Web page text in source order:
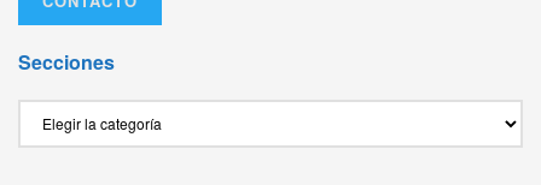
Secciones